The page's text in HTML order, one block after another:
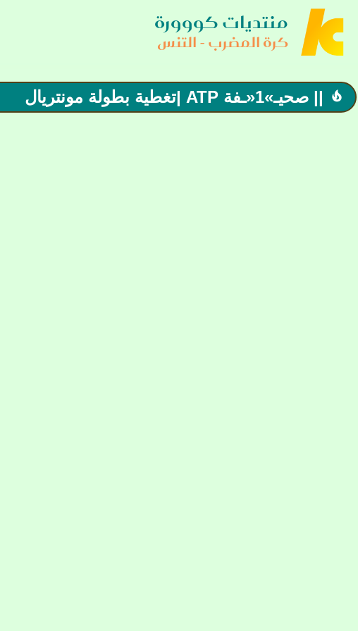
منتديات كووورة
كرة المضرب - التنس
 || صحيـ»1«ـفة ATP |تغطية بطولة مونتريال